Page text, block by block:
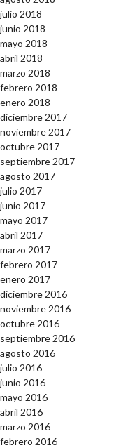
julio 2018
junio 2018
mayo 2018
abril 2018
marzo 2018
febrero 2018
enero 2018
diciembre 2017
noviembre 2017
octubre 2017
septiembre 2017
agosto 2017
julio 2017
junio 2017
mayo 2017
abril 2017
marzo 2017
febrero 2017
enero 2017
diciembre 2016
noviembre 2016
octubre 2016
septiembre 2016
agosto 2016
julio 2016
junio 2016
mayo 2016
abril 2016
marzo 2016
febrero 2016